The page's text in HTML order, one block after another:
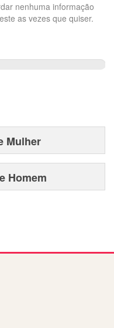
nenhuma informação
as vezes que quiser.
Mulher
Homem